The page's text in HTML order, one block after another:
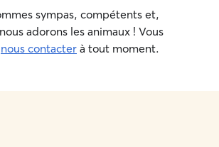
sympas, compétents et,
adorons les animaux ! Vous
nous contacter à tout moment.